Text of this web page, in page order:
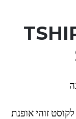
זוהי אופנת